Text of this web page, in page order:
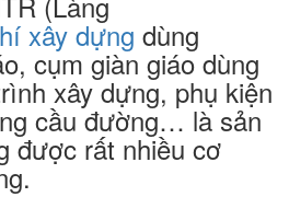
xây dựng dùng
cụm giàn giáo dùng
xây dựng, phụ kiện
cầu đường… là sản
được rất nhiều cơ